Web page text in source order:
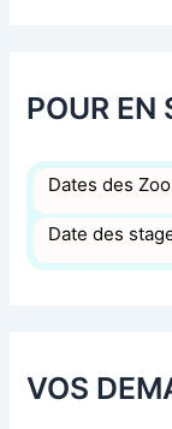
POUR EN
Dates des
Date des
VOS